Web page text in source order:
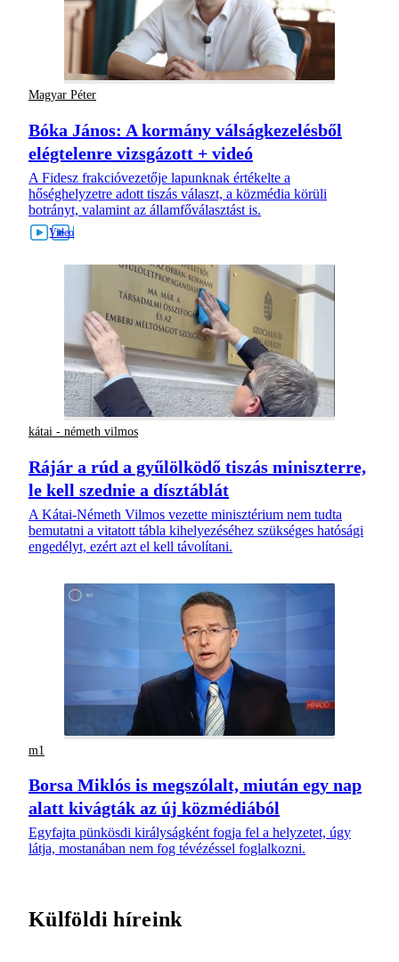
Magyar Péter
Bóka János: A kormány válságkezelésből
elégtelenre vizsgázott + videó
A Fidesz frakcióvezetője lapunknak értékelte a
hőséghelyzetre adott tiszás választ, a közmédia körüli
botrányt, valamint az államfőválasztást is.
kátai - németh vilmos
Rájár a rúd a gyűlölködő tiszás miniszterre,
le kell szednie a dísztáblát
A Kátai-Németh Vilmos vezette minisztérium nem tudta
bemutatni a vitatott tábla kihelyezéséhez szükséges hatósági
engedélyt, ezért azt el kell távolítani.
m1
Borsa Miklós is megszólalt, miután egy nap
alatt kivágták az új közmédiából
Egyfajta pünkösdi királyságként fogja fel a helyzetet, úgy
látja, mostanában nem fog tévézéssel foglalkozni.
Külföldi híreink